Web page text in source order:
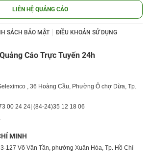
LIÊN HỆ QUẢNG CÁO
SÁCH BẢO MẬT ĐIỀU KHOẢN SỬ DỤNG
Cáo Trực Tuyến 24h
, 36 Hoàng Cầu, Phường Ô chợ Dừa, Tp.
00 24 24| (84-24)35 12 18 06
MINH
127 Võ Văn Tần, phường Xuân Hòa, Tp. Hồ Chí